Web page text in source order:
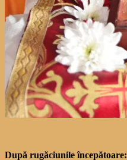
După rugăciunile începătoare: